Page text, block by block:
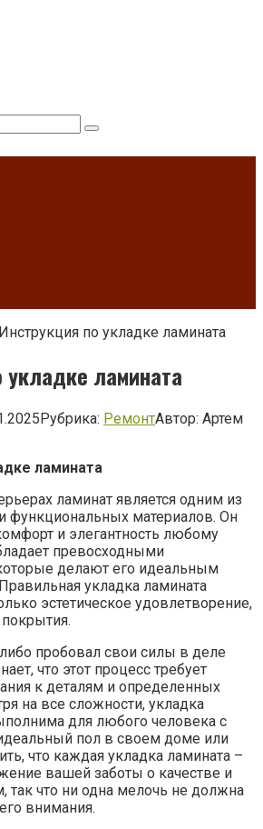
Инструкция по укладке ламината
укладке ламината
Рубрика: РемонтАвтор: Артем
ламината
ламинат является одним из
функциональных материалов. Он
и элегантность любому
превосходными
делают его идеальным
укладка ламината
эстетическое удовлетворение,
пробовал свои силы в деле
что этот процесс требует
к деталям и определенных
на все сложности, укладка
для любого человека с
пол в своем доме или
что каждая укладка ламината –
вашей заботы о качестве и
так что ни одна мелочь не должна
внимания.